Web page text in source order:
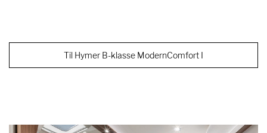
Til Hymer B-klasse ModernComfort I